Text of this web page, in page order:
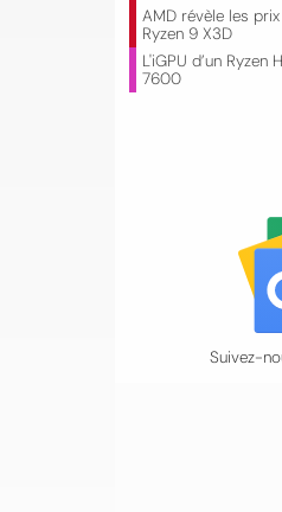
AMD révèle les
Ryzen 9 X3D
L'iGPU d’un Ryzen
7600
Suivez-